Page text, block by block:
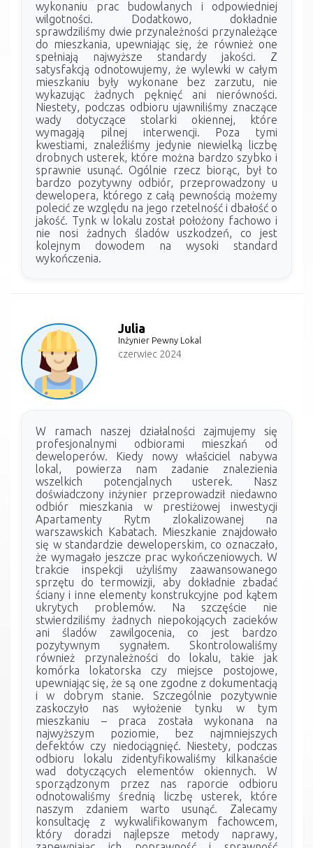
wykonaniu prac budowlanych i odpowiedniej
wilgotności. Dodatkowo, dokładnie
sprawdziliśmy dwie przynależności przynależące
do mieszkania, upewniając się, że również one
spełniają najwyższe standardy jakości. Z
satysfakcją odnotowujemy, że wylewki w całym
mieszkaniu były wykonane bez zarzutu, nie
wykazując żadnych pęknięć ani nierówności.
Niestety, podczas odbioru ujawniliśmy znaczące
wady dotyczące stolarki okiennej, które
wymagają pilnej interwencji. Poza tymi
kwestiami, znaleźliśmy jedynie niewielką liczbę
drobnych usterek, które można bardzo szybko i
sprawnie usunąć. Ogólnie rzecz biorąc, był to
bardzo pozytywny odbiór, przeprowadzony u
dewelopera, którego z całą pewnością możemy
polecić ze względu na jego rzetelność i dbałość o
jakość. Tynk w lokalu został położony fachowo i
nie nosi żadnych śladów uszkodzeń, co jest
kolejnym dowodem na wysoki standard
wykończenia.
Julia
Inżynier Pewny Lokal
czerwiec 2024
W ramach naszej działalności zajmujemy się
profesjonalnymi odbiorami mieszkań od
deweloperów. Kiedy nowy właściciel nabywa
lokal, powierza nam zadanie znalezienia
wszelkich potencjalnych usterek. Nasz
doświadczony inżynier przeprowadził niedawno
odbiór mieszkania w prestiżowej inwestycji
Apartamenty Rytm zlokalizowanej na
warszawskich Kabatach. Mieszkanie znajdowało
się w standardzie deweloperskim, co oznaczało,
że wymagało jeszcze prac wykończeniowych. W
trakcie inspekcji użyliśmy zaawansowanego
sprzętu do termowizji, aby dokładnie zbadać
ściany i inne elementy konstrukcyjne pod kątem
ukrytych problemów. Na szczęście nie
stwierdziliśmy żadnych niepokojących zacieków
ani śladów zawilgocenia, co jest bardzo
pozytywnym sygnałem. Skontrolowaliśmy
również przynależności do lokalu, takie jak
komórka lokatorska czy miejsce postojowe,
upewniając się, że są one zgodne z dokumentacją
i w dobrym stanie. Szczególnie pozytywnie
zaskoczyło nas wyłożenie tynku w tym
mieszkaniu – praca została wykonana na
najwyższym poziomie, bez najmniejszych
defektów czy niedociągnięć. Niestety, podczas
odbioru lokalu zidentyfikowaliśmy kilkanaście
wad dotyczących elementów okiennych. W
sporządzonym przez nas raporcie odbioru
odnotowaliśmy średnią liczbę usterek, które
naszym zdaniem warto usunąć. Zalecamy
konsultację z wykwalifikowanym fachowcem,
który doradzi najlepsze metody naprawy,